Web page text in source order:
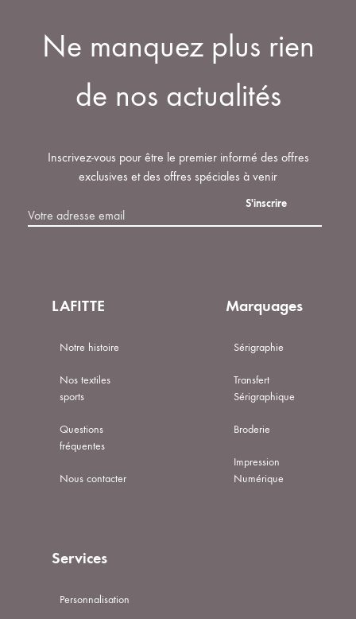
Ne manquez plus rien
de nos actualités
Inscrivez-vous pour être le premier informé des offres
exclusives et des offres spéciales à venir
LAFITTE
Notre histoire
Nos textiles
sports
Questions
fréquentes
Nous contacter
Marquages
Sérigraphie
Transfert
Sérigraphique
Broderie
Impression
Numérique
Services
Personnalisation